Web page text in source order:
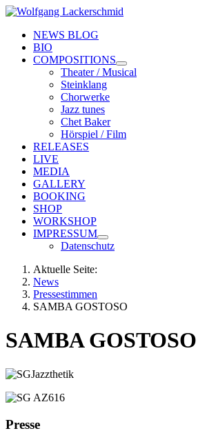
NEWS BLOG
BIO
COMPOSITIONS
Theater / Musical
Steinklang
Chorwerke
Jazz tunes
Chet Baker
Hörspiel / Film
RELEASES
LIVE
MEDIA
GALLERY
BOOKING
SHOP
WORKSHOP
IMPRESSUM
Datenschutz
Aktuelle Seite:
News
Pressestimmen
SAMBA GOSTOSO
SAMBA GOSTOSO
Presse